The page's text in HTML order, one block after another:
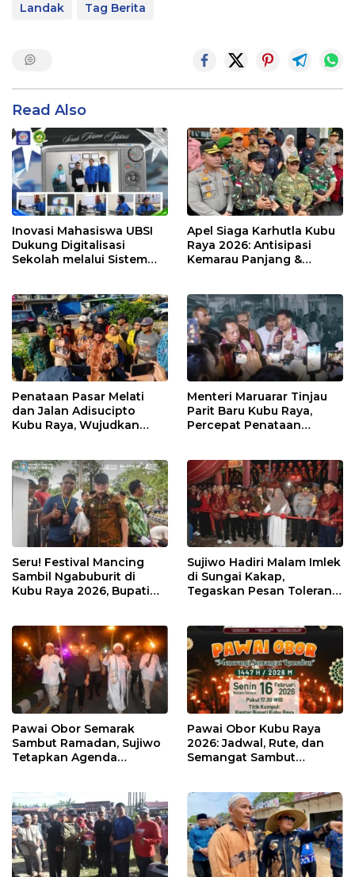
Landak Tag Berita
Read Also
Inovasi Mahasiswa UBSI
Dukung Digitalisasi
Sekolah melalui Sistem
Apel Siaga Karhutla Kubu
Raya 2026: Antisipasi
Kemarau Panjang &
Penataan Pasar Melati
dan Jalan Adisucipto
Kubu Raya, Wujudkan
Menteri Maruarar Tinjau
Parit Baru Kubu Raya,
Percepat Penataan
Seru! Festival Mancing
Sambil Ngabuburit di
Kubu Raya 2026, Bupati
Sujiwo Hadiri Malam Imlek
di Sungai Kakap,
Tegaskan Pesan Toleransi
Pawai Obor Semarak
Sambut Ramadan, Sujiwo
Tetapkan Agenda
Pawai Obor Kubu Raya
2026: Jadwal, Rute, dan
Semangat Sambut